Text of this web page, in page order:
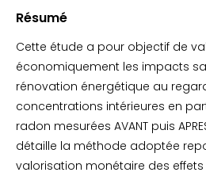
Résumé
Cette étude a pour objectif de
économiquement les impacts
rénovation énergétique au
concentrations intérieures en
radon mesurées AVANT puis
détaille la méthode adoptée
valorisation monétaire des